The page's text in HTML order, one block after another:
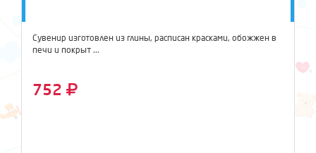
Сувенир изготовлен из глины, расписан красками, обожжен в
печи и покрыт ...
752